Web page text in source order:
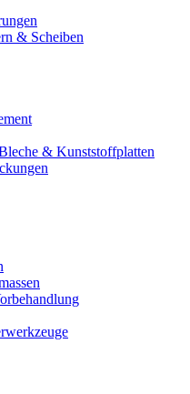
& Scheiben
& Kunststoffplatten